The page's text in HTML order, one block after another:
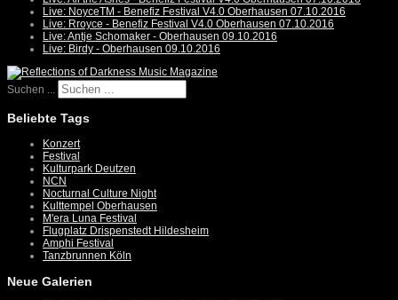
Live: NoyceTM - Benefiz Festival V4.0 Oberhausen 07.10.2016
Live: Rroyce - Benefiz Festival V4.0 Oberhausen 07.10.2016
Live: Antje Schomaker - Oberhausen 09.10.2016
Live: Birdy - Oberhausen 09.10.2016
Suchen ...
Beliebte Tags
Konzert
Festival
Kulturpark Deutzen
NCN
Nocturnal Culture Night
Kulttempel Oberhausen
M'era Luna Festival
Flugplatz Drispenstedt Hildesheim
Amphi Festival
Tanzbrunnen Köln
Neue Galerien